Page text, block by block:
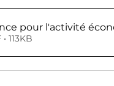
pour l'activité
113KB